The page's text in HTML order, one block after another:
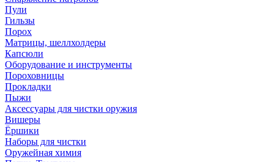
Пули
Гильзы
Порох
Матрицы, шеллхолдеры
Капсюли
Оборудование и инструменты
Пороховницы
Прокладки
Пыжи
Аксессуары для чистки оружия
Вишеры
Ёршики
Наборы для чистки
Оружейная химия